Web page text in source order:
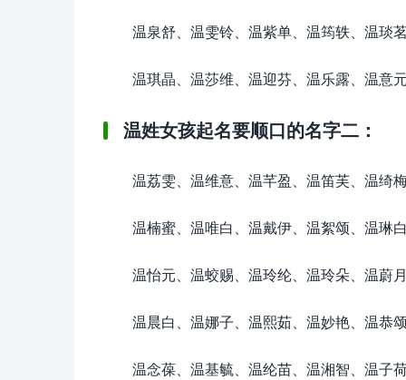
温泉舒、温雯铃、温紫单、温筠轶、温琰茗
温琪晶、温莎维、温迎芬、温乐露、温意元
温姓女孩起名要顺口的名字二：
温荔雯、温维意、温芊盈、温笛芙、温绮梅
温楠蜜、温唯白、温戴伊、温絮颂、温琳白
温怡元、温蛟赐、温玲纶、温玲朵、温蔚月
温晨白、温娜子、温熙茹、温妙艳、温恭颂
温念葆、温基毓、温纶苗、温湘智、温子荷